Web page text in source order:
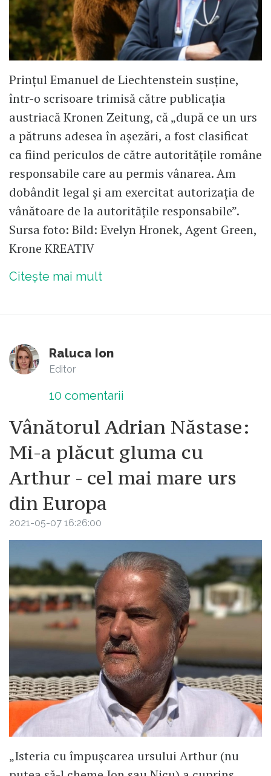
Prințul Emanuel de Liechtenstein susține,
într-o scrisoare trimisă către publicația
austriacă Kronen Zeitung, că „după ce un urs
a pătruns adesea în așezări, a fost clasificat
ca fiind periculos de către autoritățile române
responsabile care au permis vânarea. Am
dobândit legal și am exercitat autorizația de
vânătoare de la autoritățile responsabile”.
Sursa foto: Bild: Evelyn Hronek, Agent Green,
Krone KREATIV
Citește mai mult
Raluca Ion
Editor
10 comentarii
Vânătorul Adrian Năstase:
Mi-a plăcut gluma cu
Arthur - cel mai mare urs
din Europa
2021-05-07 16:26:00
„Isteria cu împușcarea ursului Arthur (nu